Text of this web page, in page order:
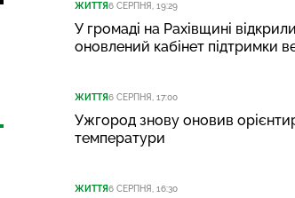
ЖИТТЯ6 СЕРПНЯ, 19:29
У громаді на Рахівщині відкрили
оновлений кабінет підтримки
ЖИТТЯ6 СЕРПНЯ, 17:00
Ужгород знову оновив
температури
ЖИТТЯ6 СЕРПНЯ, 16:30